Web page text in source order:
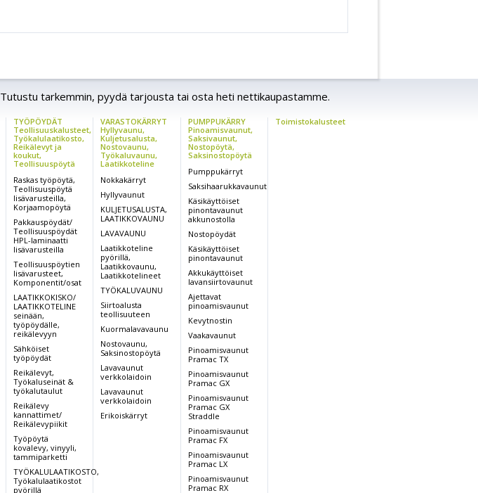
Tutustu tarkemmin, pyydä tarjousta tai osta heti nettikaupastamme.
TYÖPÖYDÄT
Teollisuuskalusteet,
Työkalulaatikosto,
Reikälevyt ja
koukut,
Teollisuuspöytä
Raskas työpöytä,
Teollisuuspöytä
lisävarusteilla,
Korjaamopöytä
Pakkauspöydät/
Teollisuuspöydät
HPL-laminaatti
lisävarusteilla
Teollisuuspöytien
lisävarusteet,
Komponentit/osat
LAATIKKOKISKO/
LAATIKKOTELINE
seinään,
työpöydälle,
reikälevyyn
Sähköiset
työpöydät
Reikälevyt,
Työkaluseinät &
työkalutaulut
Reikälevy
kannattimet/
Reikälevypiikit
Työpöytä
kovalevy, vinyyli,
tammiparketti
TYÖKALULAATIKOSTO,
Työkalulaatikostot
pyörillä
VARASTOKÄRRYT
Hyllyvaunu,
Kuljetusalusta,
Nostovaunu,
Työkaluvaunu,
Laatikkoteline
Nokkakärryt
Hyllyvaunut
KULJETUSALUSTA,
LAATIKKOVAUNU
LAVAVAUNU
Laatikkoteline
pyörillä,
Laatikkovaunu,
Laatikkotelineet
TYÖKALUVAUNU
Siirtoalusta
teollisuuteen
Kuormalavavaunu
Nostovaunu,
Saksinostopöytä
Lavavaunut
verkkolaidoin
Lavavaunut
verkkolaidoin
Erikoiskärryt
PUMPPUKÄRRY
Pinoamisvaunut,
Saksivaunut,
Nostopöytä,
Saksinostopöytä
Pumppukärryt
Saksihaarukkavaunut
Käsikäyttöiset
pinontavaunut
akkunostolla
Nostopöydät
Käsikäyttöiset
pinontavaunut
Akkukäyttöiset
lavansiirtovaunut
Ajettavat
pinoamisvaunut
Kevytnostin
Vaakavaunut
Pinoamisvaunut
Pramac TX
Pinoamisvaunut
Pramac GX
Pinoamisvaunut
Pramac GX
Straddle
Pinoamisvaunut
Pramac FX
Pinoamisvaunut
Pramac LX
Pinoamisvaunut
Pramac RX
Toimistokalusteet